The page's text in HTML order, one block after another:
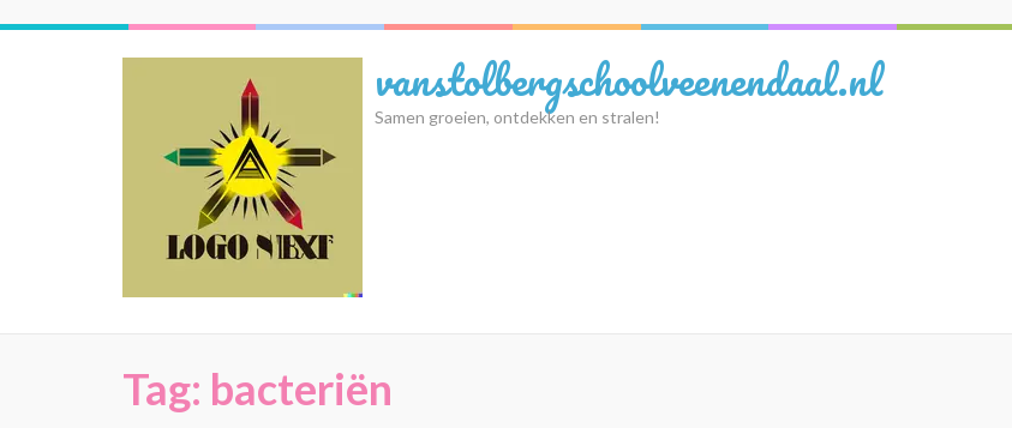
vanstolbergschoolveenendaal.nl
Samen groeien, ontdekken en stralen!
Tag: bacteriën